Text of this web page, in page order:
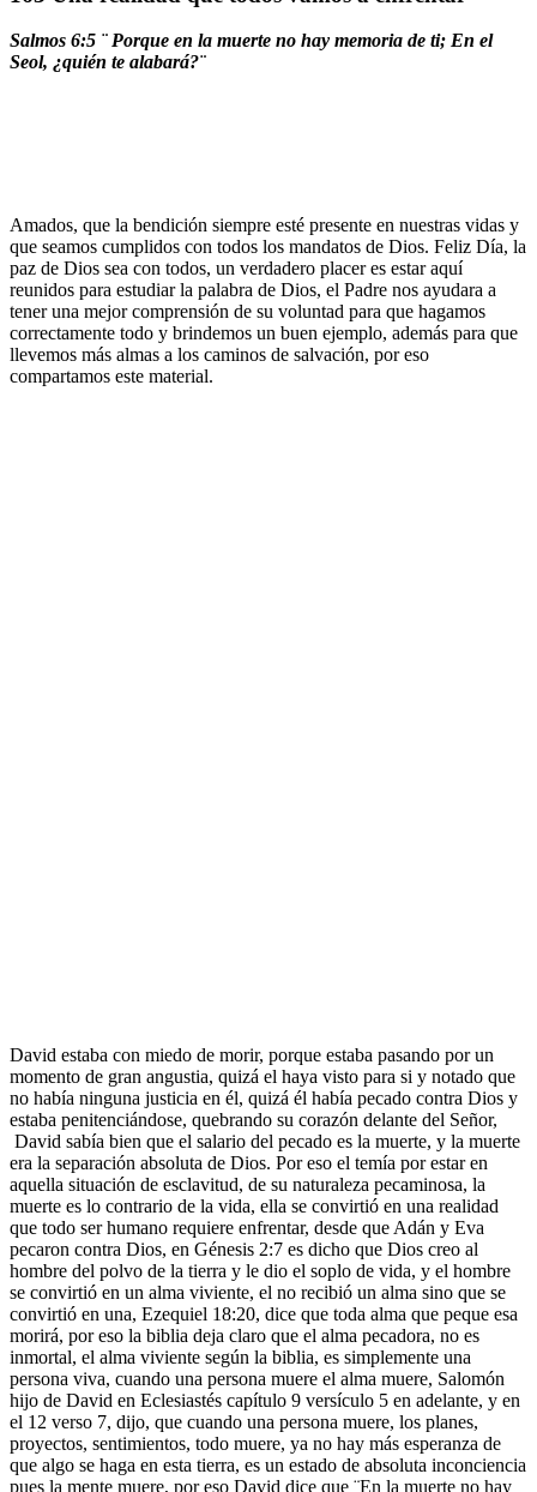
Salmos 6:5 ¨ Porque en la muerte no hay memoria de ti; En el
Seol, ¿quién te alabará?¨
Amados, que la bendición siempre esté presente en nuestras vidas y
que seamos cumplidos con todos los mandatos de Dios. Feliz Día, la
paz de Dios sea con todos, un verdadero placer es estar aquí
reunidos para estudiar la palabra de Dios, el Padre nos ayudara a
tener una mejor comprensión de su voluntad para que hagamos
correctamente todo y brindemos un buen ejemplo, además para que
llevemos más almas a los caminos de salvación, por eso
compartamos este material.
David estaba con miedo de morir, porque estaba pasando por un
momento de gran angustia, quizá el haya visto para si y notado que
no había ninguna justicia en él, quizá él había pecado contra Dios y
estaba penitenciándose, quebrando su corazón delante del Señor,
David sabía bien que el salario del pecado es la muerte, y la muerte
era la separación absoluta de Dios. Por eso el temía por estar en
aquella situación de esclavitud, de su naturaleza pecaminosa, la
muerte es lo contrario de la vida, ella se convirtió en una realidad
que todo ser humano requiere enfrentar, desde que Adán y Eva
pecaron contra Dios, en Génesis 2:7 es dicho que Dios creo al
hombre del polvo de la tierra y le dio el soplo de vida, y el hombre
se convirtió en un alma viviente, el no recibió un alma sino que se
convirtió en una, Ezequiel 18:20, dice que toda alma que peque esa
morirá, por eso la biblia deja claro que el alma pecadora, no es
inmortal, el alma viviente según la biblia, es simplemente una
persona viva, cuando una persona muere el alma muere, Salomón
hijo de David en Eclesiastés capítulo 9 versículo 5 en adelante, y en
el 12 verso 7, dijo, que cuando una persona muere, los planes,
proyectos, sentimientos, todo muere, ya no hay más esperanza de
que algo se haga en esta tierra, es un estado de absoluta inconciencia
pues la mente muere, por eso David dice que ¨En la muerte no hay